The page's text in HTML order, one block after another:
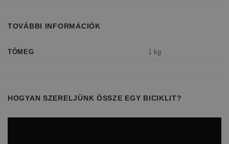
TOVÁBBI INFORMÁCIÓK
TÖMEG 1 kg
HOGYAN SZERELJÜNK ÖSSZE EGY BICIKLIT?